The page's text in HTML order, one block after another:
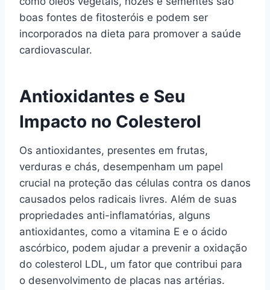
boas fontes de fitosteróis e podem ser
incorporados na dieta para promover a saúde
cardiovascular.
Antioxidantes e Seu
Impacto no Colesterol
Os antioxidantes, presentes em frutas,
verduras e chás, desempenham um papel
crucial na proteção das células contra os danos
causados pelos radicais livres. Além de suas
propriedades anti-inflamatórias, alguns
antioxidantes, como a vitamina E e o ácido
ascórbico, podem ajudar a prevenir a oxidação
do colesterol LDL, um fator que contribui para
o desenvolvimento de placas nas artérias.